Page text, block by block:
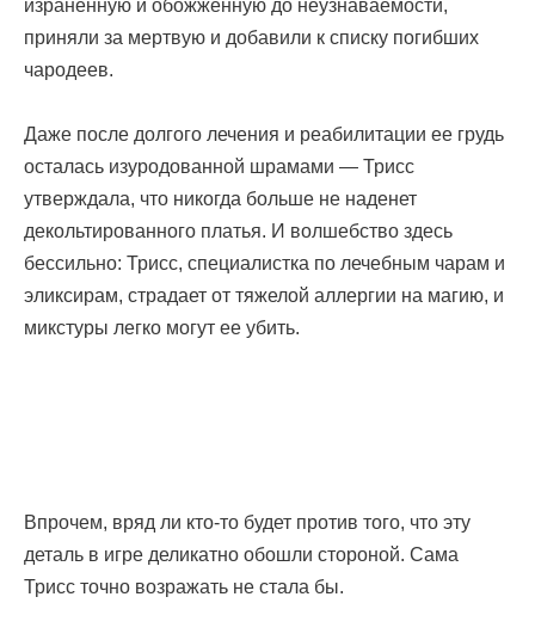
израненную и обожженную до неузнаваемости,
приняли за мертвую и добавили к списку погибших
чародеев.
Даже после долгого лечения и реабилитации ее грудь
осталась изуродованной шрамами — Трисс
утверждала, что никогда больше не наденет
декольтированного платья. И волшебство здесь
бессильно: Трисс, специалистка по лечебным чарам и
эликсирам, страдает от тяжелой аллергии на магию, и
микстуры легко могут ее убить.
Впрочем, вряд ли кто-то будет против того, что эту
деталь в игре деликатно обошли стороной. Сама
Трисс точно возражать не стала бы.